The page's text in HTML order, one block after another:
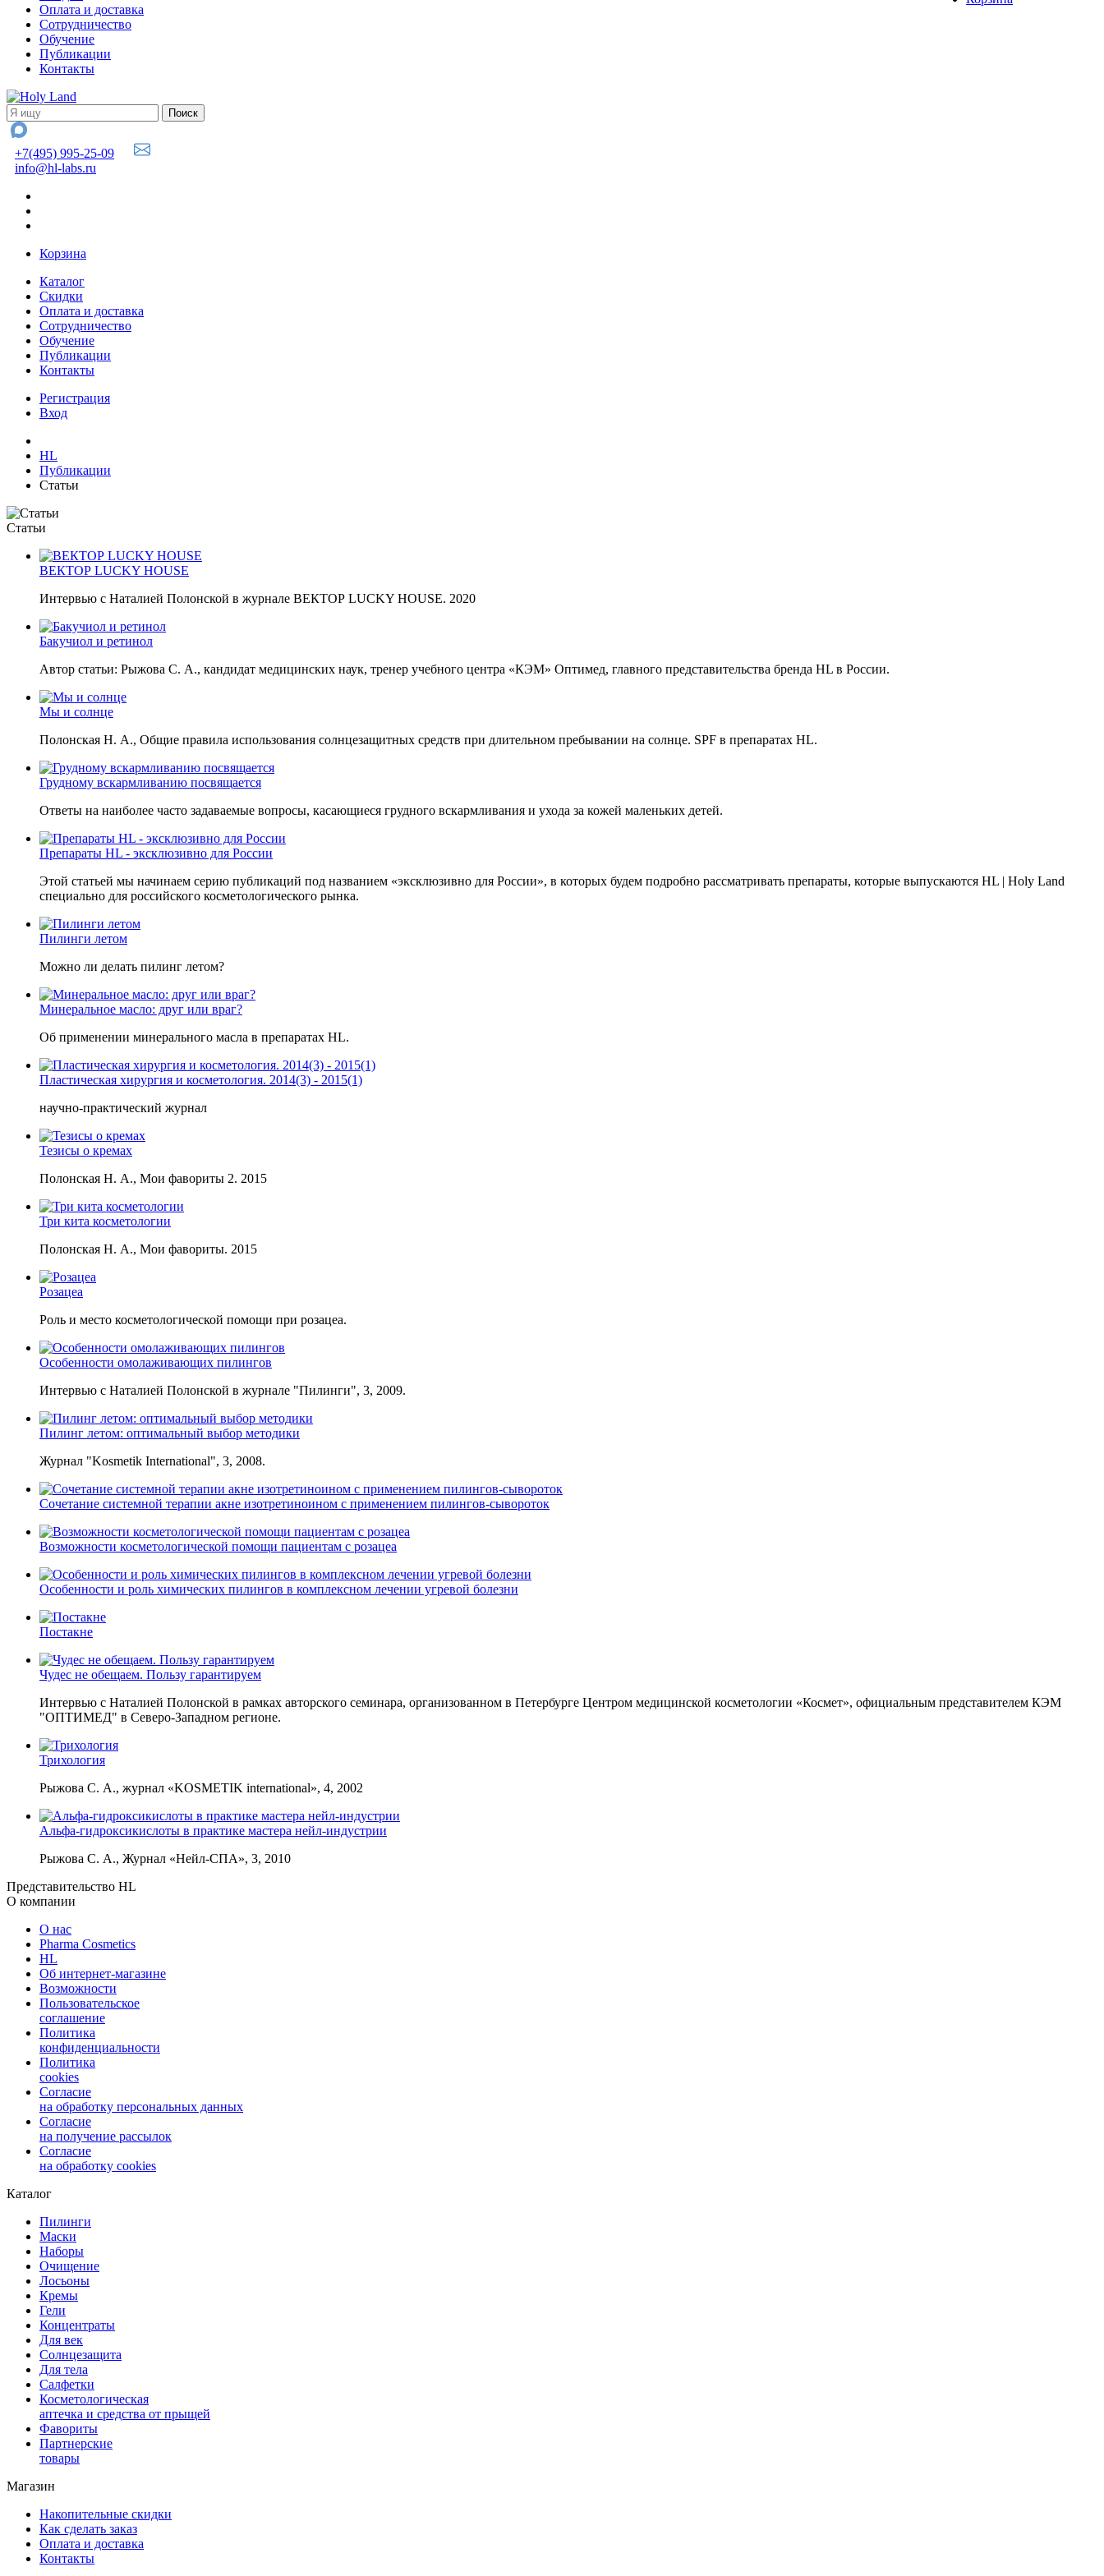
Оплата и доставка
Сотрудничество
Обучение
Публикации
Контакты
+7(495) 995-25-09
info@hl-labs.ru
Корзина
Каталог
Скидки
Оплата и доставка
Сотрудничество
Обучение
Публикации
Контакты
Регистрация
Вход
HL
Публикации
Статьи
Статьи
ВЕКТОР LUCKY HOUSE
Интервью с Наталией Полонской в журнале ВЕКТОР LUCKY HOUSE. 2020
Бакучиол и ретинол
Автор статьи: Рыжова С. А., кандидат медицинских наук, тренер учебного центра «КЭМ» Оптимед, главного представительства бренда HL в России.
Мы и солнце
Полонская Н. А., Общие правила использования солнцезащитных средств при длительном пребывании на солнце. SPF в препаратах HL.
Грудному вскармливанию посвящается
Ответы на наиболее часто задаваемые вопросы, касающиеся грудного вскармливания и ухода за кожей маленьких детей.
Препараты HL - эксклюзивно для России
Этой статьей мы начинаем серию публикаций под названием «эксклюзивно для России», в которых будем подробно рассматривать препараты, которые выпускаются HL | Holy Land
специально для российского косметологического рынка.
Пилинги летом
Можно ли делать пилинг летом?
Минеральное масло: друг или враг?
Об применении минерального масла в препаратах HL.
Пластическая хирургия и косметология. 2014(3) - 2015(1)
научно-практический журнал
Тезисы о кремах
Полонская Н. А., Мои фавориты 2. 2015
Три кита косметологии
Полонская Н. А., Мои фавориты. 2015
Розацеа
Роль и место косметологической помощи при розацеа.
Особенности омолаживающих пилингов
Интервью с Наталией Полонской в журнале "Пилинги", 3, 2009.
Пилинг летом: оптимальный выбор методики
Журнал "Kosmetik International", 3, 2008.
Сочетание системной терапии акне изотретиноином с применением пилингов-сывороток
Возможности косметологической помощи пациентам с розацеа
Особенности и роль химических пилингов в комплексном лечении угревой болезни
Постакне
Чудес не обещаем. Пользу гарантируем
Интервью с Наталией Полонской в рамках авторского семинара, организованном в Петербурге Центром медицинской косметологии «Космет», официальным представителем КЭМ
"ОПТИМЕД" в Северо-Западном регионе.
Трихология
Рыжова С. А., журнал «KOSMETIK international», 4, 2002
Альфа-гидроксикислоты в практике мастера нейл-индустрии
Рыжова С. А., Журнал «Нейл-СПА», 3, 2010
Представительство HL
О компании
О нас
Pharma Cosmetics
HL
Об интернет-магазине
Возможности
Пользовательское
соглашение
Политика
конфиденциальности
Политика
cookies
Согласие
на обработку персональных данных
Согласие
на получение рассылок
Согласие
на обработку cookies
Каталог
Пилинги
Маски
Наборы
Очищение
Лосьоны
Кремы
Гели
Концентраты
Для век
Солнцезащита
Для тела
Салфетки
Косметологическая
аптечка и средства от прыщей
Фавориты
Партнерские
товары
Магазин
Накопительные скидки
Как сделать заказ
Оплата и доставка
Контакты